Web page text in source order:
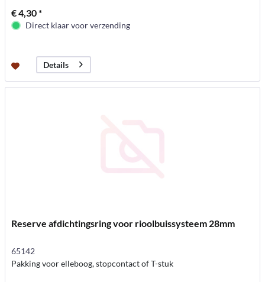
€ 4,30 *
Direct klaar voor verzending
Details
Reserve afdichtingsring voor rioolbuissysteem 28mm
65142
Pakking voor elleboog, stopcontact of T-stuk